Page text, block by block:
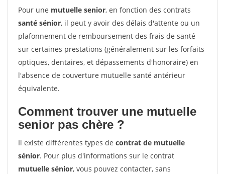
Pour une mutuelle senior, en fonction des contrats
santé sénior, il peut y avoir des délais d'attente ou un
plafonnement de remboursement des frais de santé
sur certaines prestations (généralement sur les forfaits
optiques, dentaires, et dépassements d'honoraire) en
l'absence de couverture mutuelle santé antérieur
équivalente.
Comment trouver une mutuelle
senior pas chère ?
Il existe différentes types de contrat de mutuelle
sénior. Pour plus d'informations sur le contrat
mutuelle sénior, vous pouvez contacter, sans